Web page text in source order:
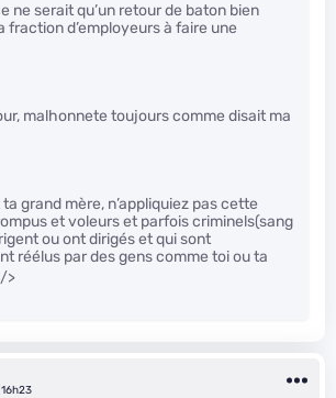
ne serait qu’un retour de baton bien
fraction d’employeurs à faire une
malhonnete toujours comme disait ma
grand mère, n’appliquiez pas cette
et voleurs et parfois criminels(sang
ou ont dirigés et qui sont
réélus par des gens comme toi ou ta
>